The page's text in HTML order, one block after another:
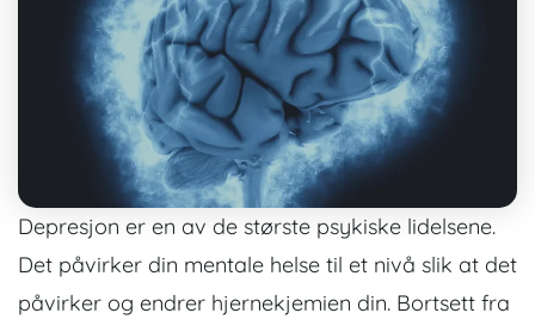
Depresjon er en av de største psykiske lidelsene.
Det påvirker din mentale helse til et nivå slik at det
påvirker og endrer hjernekjemien din. Bortsett fra